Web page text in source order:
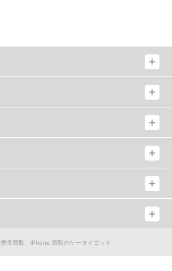
携帯買取、iPhone 買取のケータイゴッド